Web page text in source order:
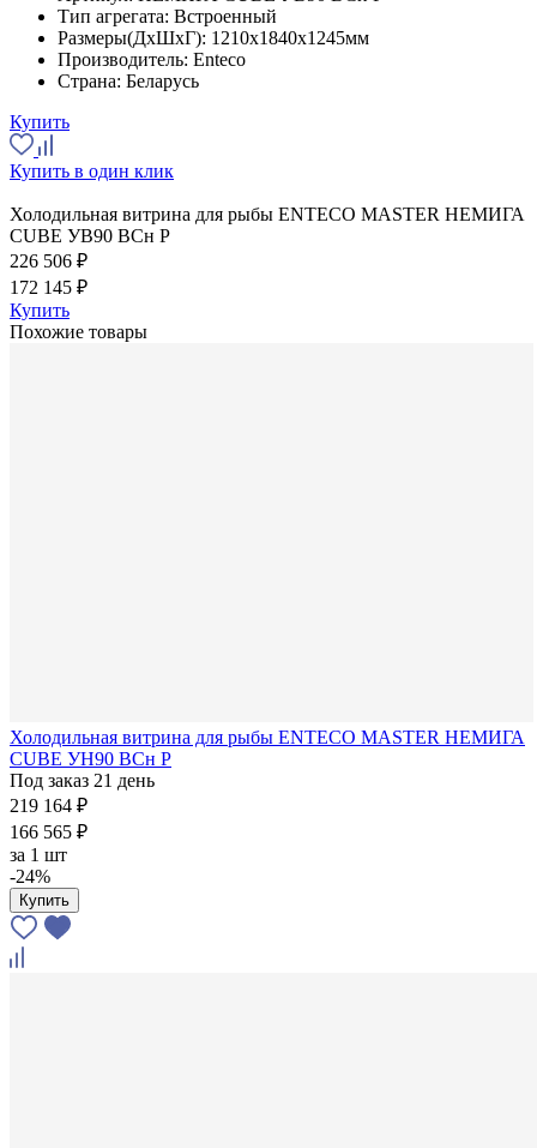
Тип агрегата: Встроенный
Размеры(ДхШхГ): 1210x1840x1245мм
Производитель: Enteco
Страна: Беларусь
Купить
Купить в один клик
Холодильная витрина для рыбы ENTECO MASTER НЕМИГА
CUBE УВ90 ВСн Р
226 506 ₽
172 145 ₽
Купить
Похожие товары
Холодильная витрина для рыбы ENTECO MASTER НЕМИГА
CUBE УН90 ВСн Р
Под заказ 21 день
219 164 ₽
166 565 ₽
за 1 шт
-24%
Купить